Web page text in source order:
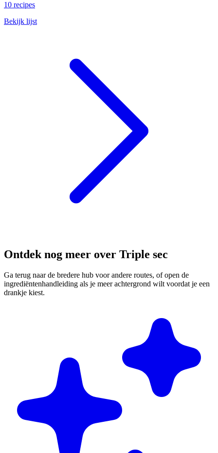
10 recipes
Bekijk lijst
Ontdek nog meer over Triple sec
Ga terug naar de bredere hub voor andere routes, of open de
ingrediëntenhandleiding als je meer achtergrond wilt voordat je een
drankje kiest.